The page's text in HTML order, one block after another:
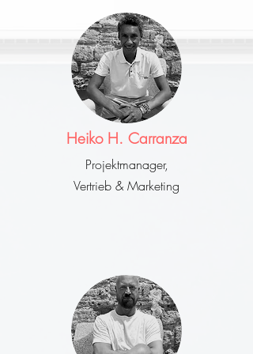
Heiko H. Carranza
Projektmanager,
Vertrieb & Marketing